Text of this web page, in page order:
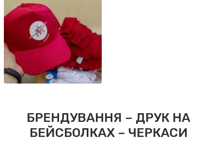
БРЕНДУВАННЯ – ДРУК НА
БЕЙСБОЛКАХ – ЧЕРКАСИ